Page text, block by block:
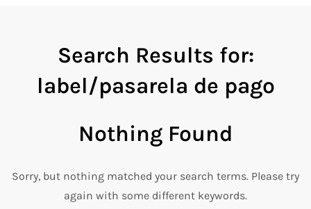
Search Results for:
label/pasarela de pago
Nothing Found
Sorry, but nothing matched your search terms. Please try
again with some different keywords.